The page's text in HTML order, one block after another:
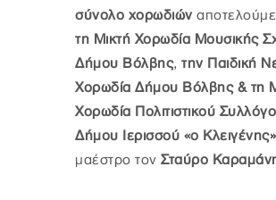
σύνολο χορωδιών
τη Μικτή Χορωδία Μουσικής
Δήμου Βόλβης, την Παιδική
Χορωδία Δήμου Βόλβης & τη
Χορωδία Πολιτιστικού
Δήμου Ιερισσού «ο Κλειγένης»
μαέστρο τον Σταύρο